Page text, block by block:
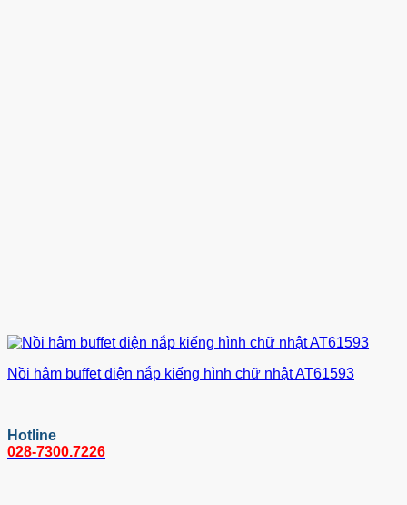
Nồi hâm buffet điện nắp kiếng hình chữ nhật AT61593
Hotline
028-7300.7226